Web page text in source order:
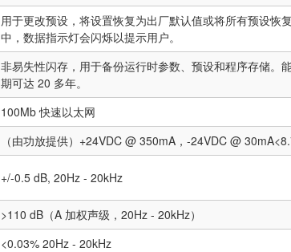
用于更改预设，将设置恢复为出厂默认值或将所有预设恢
中，数据指示灯会闪烁以提示用户。
非易失性闪存，用于备份运行时参数、预设和程序存储。
期可达 20 多年。
100Mb 快速以太网
（由功放提供）+24VDC @ 350mA，-24VDC @
+/-0.5 dB, 20Hz - 20kHz
>110 dB（A 加权声级，20Hz - 20kHz）
<0.03% 20Hz - 20kHz